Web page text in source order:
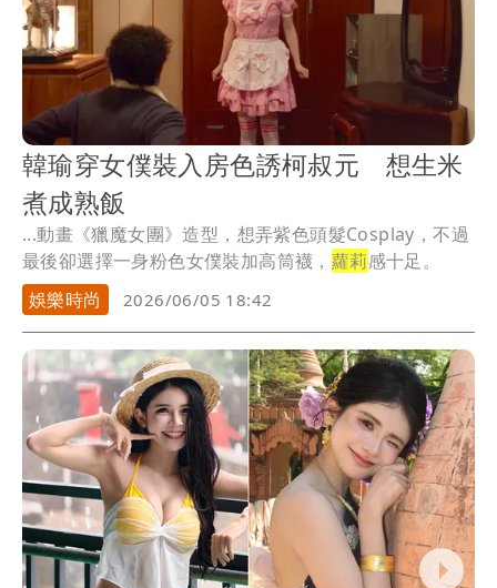
韓瑜穿女僕裝入房色誘柯叔元 想生米
煮成熟飯
...動畫《獵魔女團》造型，想弄紫色頭髮Cosplay，不過
最後卻選擇一身粉色女僕裝加高筒襪， 蘿莉感十足。
娛樂時尚
2026/06/05 18:42